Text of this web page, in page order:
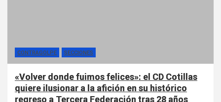
CONTRAGOLPE SECCIONES
«Volver donde fuimos felices»: el CD Cotillas
quiere ilusionar a la afición en su histórico
regreso a Tercera Federación tras 28 años